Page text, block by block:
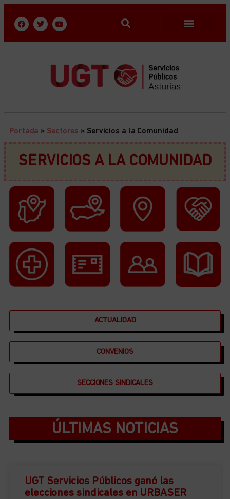
Portada » Sectores » Servicios a la Comunidad
SERVICIOS A LA COMUNIDAD
ACTUALIDAD
CONVENIOS
SECCIONES SINDICALES
ÚLTIMAS NOTICIAS
UGT Servicios Públicos ganó las
elecciones sindicales en URBASER